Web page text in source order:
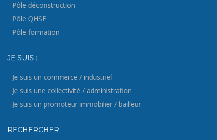
Pôle déconstruction
Pôle QHSE
Pôle formation
JE SUIS :
Je suis un commerce / industriel
Je suis une collectivité / administration
Je suis un promoteur immobilier / bailleur
RECHERCHER